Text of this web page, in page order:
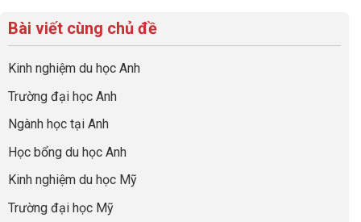
sự
nghiệp
hiệu
quả
của
cha
thông
hồ
sơ
du
học
“Dày
hoạt
động
nhưng
thiếu
năng
lực”
Việc
Biến
Đoạn
Visa
“Bước
Vàng”
Cất
Cánh
luận
ở
Hiểu
đúng
nghề
và
ngành:
quyết
không
giờ
Bài viết cùng chủ đề
Kinh nghiệm du học Anh
Trường đại học Anh
Ngành học tại Anh
Học bổng du học Anh
Kinh nghiệm du học Mỹ
Trường đại học Mỹ